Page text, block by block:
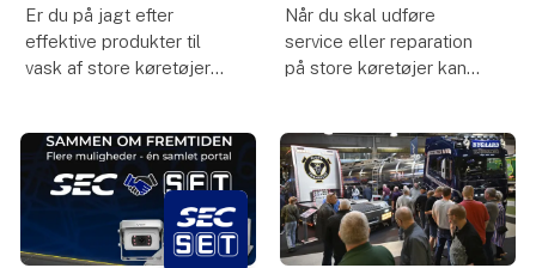
Er du på jagt efter
effektive produkter til
vask af store køretøjer?
pleje af køretøjer, så du
kan komme hele vejen
rundt i de forskellige
Når du skal udføre
service eller reparation
på store køretøjer kan
have brug for et særligt
værktøj designet til
netop den specifikke
opgave.
Hos Wür